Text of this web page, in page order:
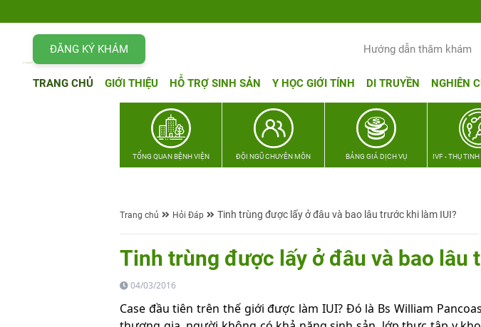
ĐĂNG KÝ KHÁM Hướng dẫn thăm khám
TRANG CHỦ GIỚI THIỆU HỖ TRỢ SINH SẢN Y HỌC GIỚI TÍNH DI TRUYỀN NGHIÊN
TỔNG QUAN BỆNH VIỆN ĐỘI NGŨ CHUYÊN MÔN BẢNG GIÁ DỊCH VỤ IVF - THỤ
Trang chủ Hỏi Đáp Tinh trùng được lấy ở đâu và bao lâu trước khi làm IUI?
Tinh trùng được lấy ở đâu và bao lâu
04/03/2016
Case đầu tiên trên thế giới được làm IUI? Đó là Bs William